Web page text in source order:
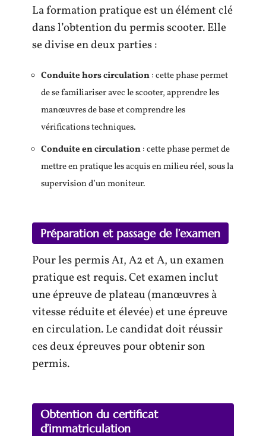
La formation pratique est un élément clé
dans l’obtention du permis scooter. Elle
se divise en deux parties :
Conduite hors circulation: cette phase permet
de se familiariser avec le scooter, apprendre les
manœuvres de base et comprendre les
vérifications techniques.
Conduite en circulation: cette phase permet de
mettre en pratique les acquis en milieu réel, sous la
supervision d’un moniteur.
Préparation et passage de l’examen
Pour les permis A1, A2 et A, un examen
pratique est requis. Cet examen inclut
une épreuve de plateau (manœuvres à
vitesse réduite et élevée) et une épreuve
en circulation. Le candidat doit réussir
ces deux épreuves pour obtenir son
permis.
Obtention du certificat
d’immatriculation